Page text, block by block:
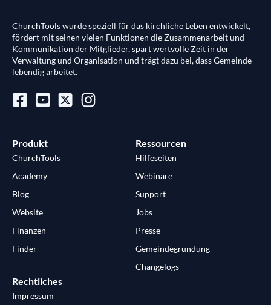
ChurchTools wurde speziell für das kirchliche Leben entwickelt,
fördert mit seinen vielen Funktionen die Zusammenarbeit und
Kommunikation der Mitglieder, spart wertvolle Zeit in der
Verwaltung und Organisation und trägt dazu bei, dass Gemeinde
lebendig arbeitet.
Produkt
ChurchTools
Academy
Blog
Website
Finanzen
Finder
Ressourcen
Hilfeseiten
Webinare
Support
Jobs
Presse
Gemeindegründung
Changelogs
Rechtliches
Impressum